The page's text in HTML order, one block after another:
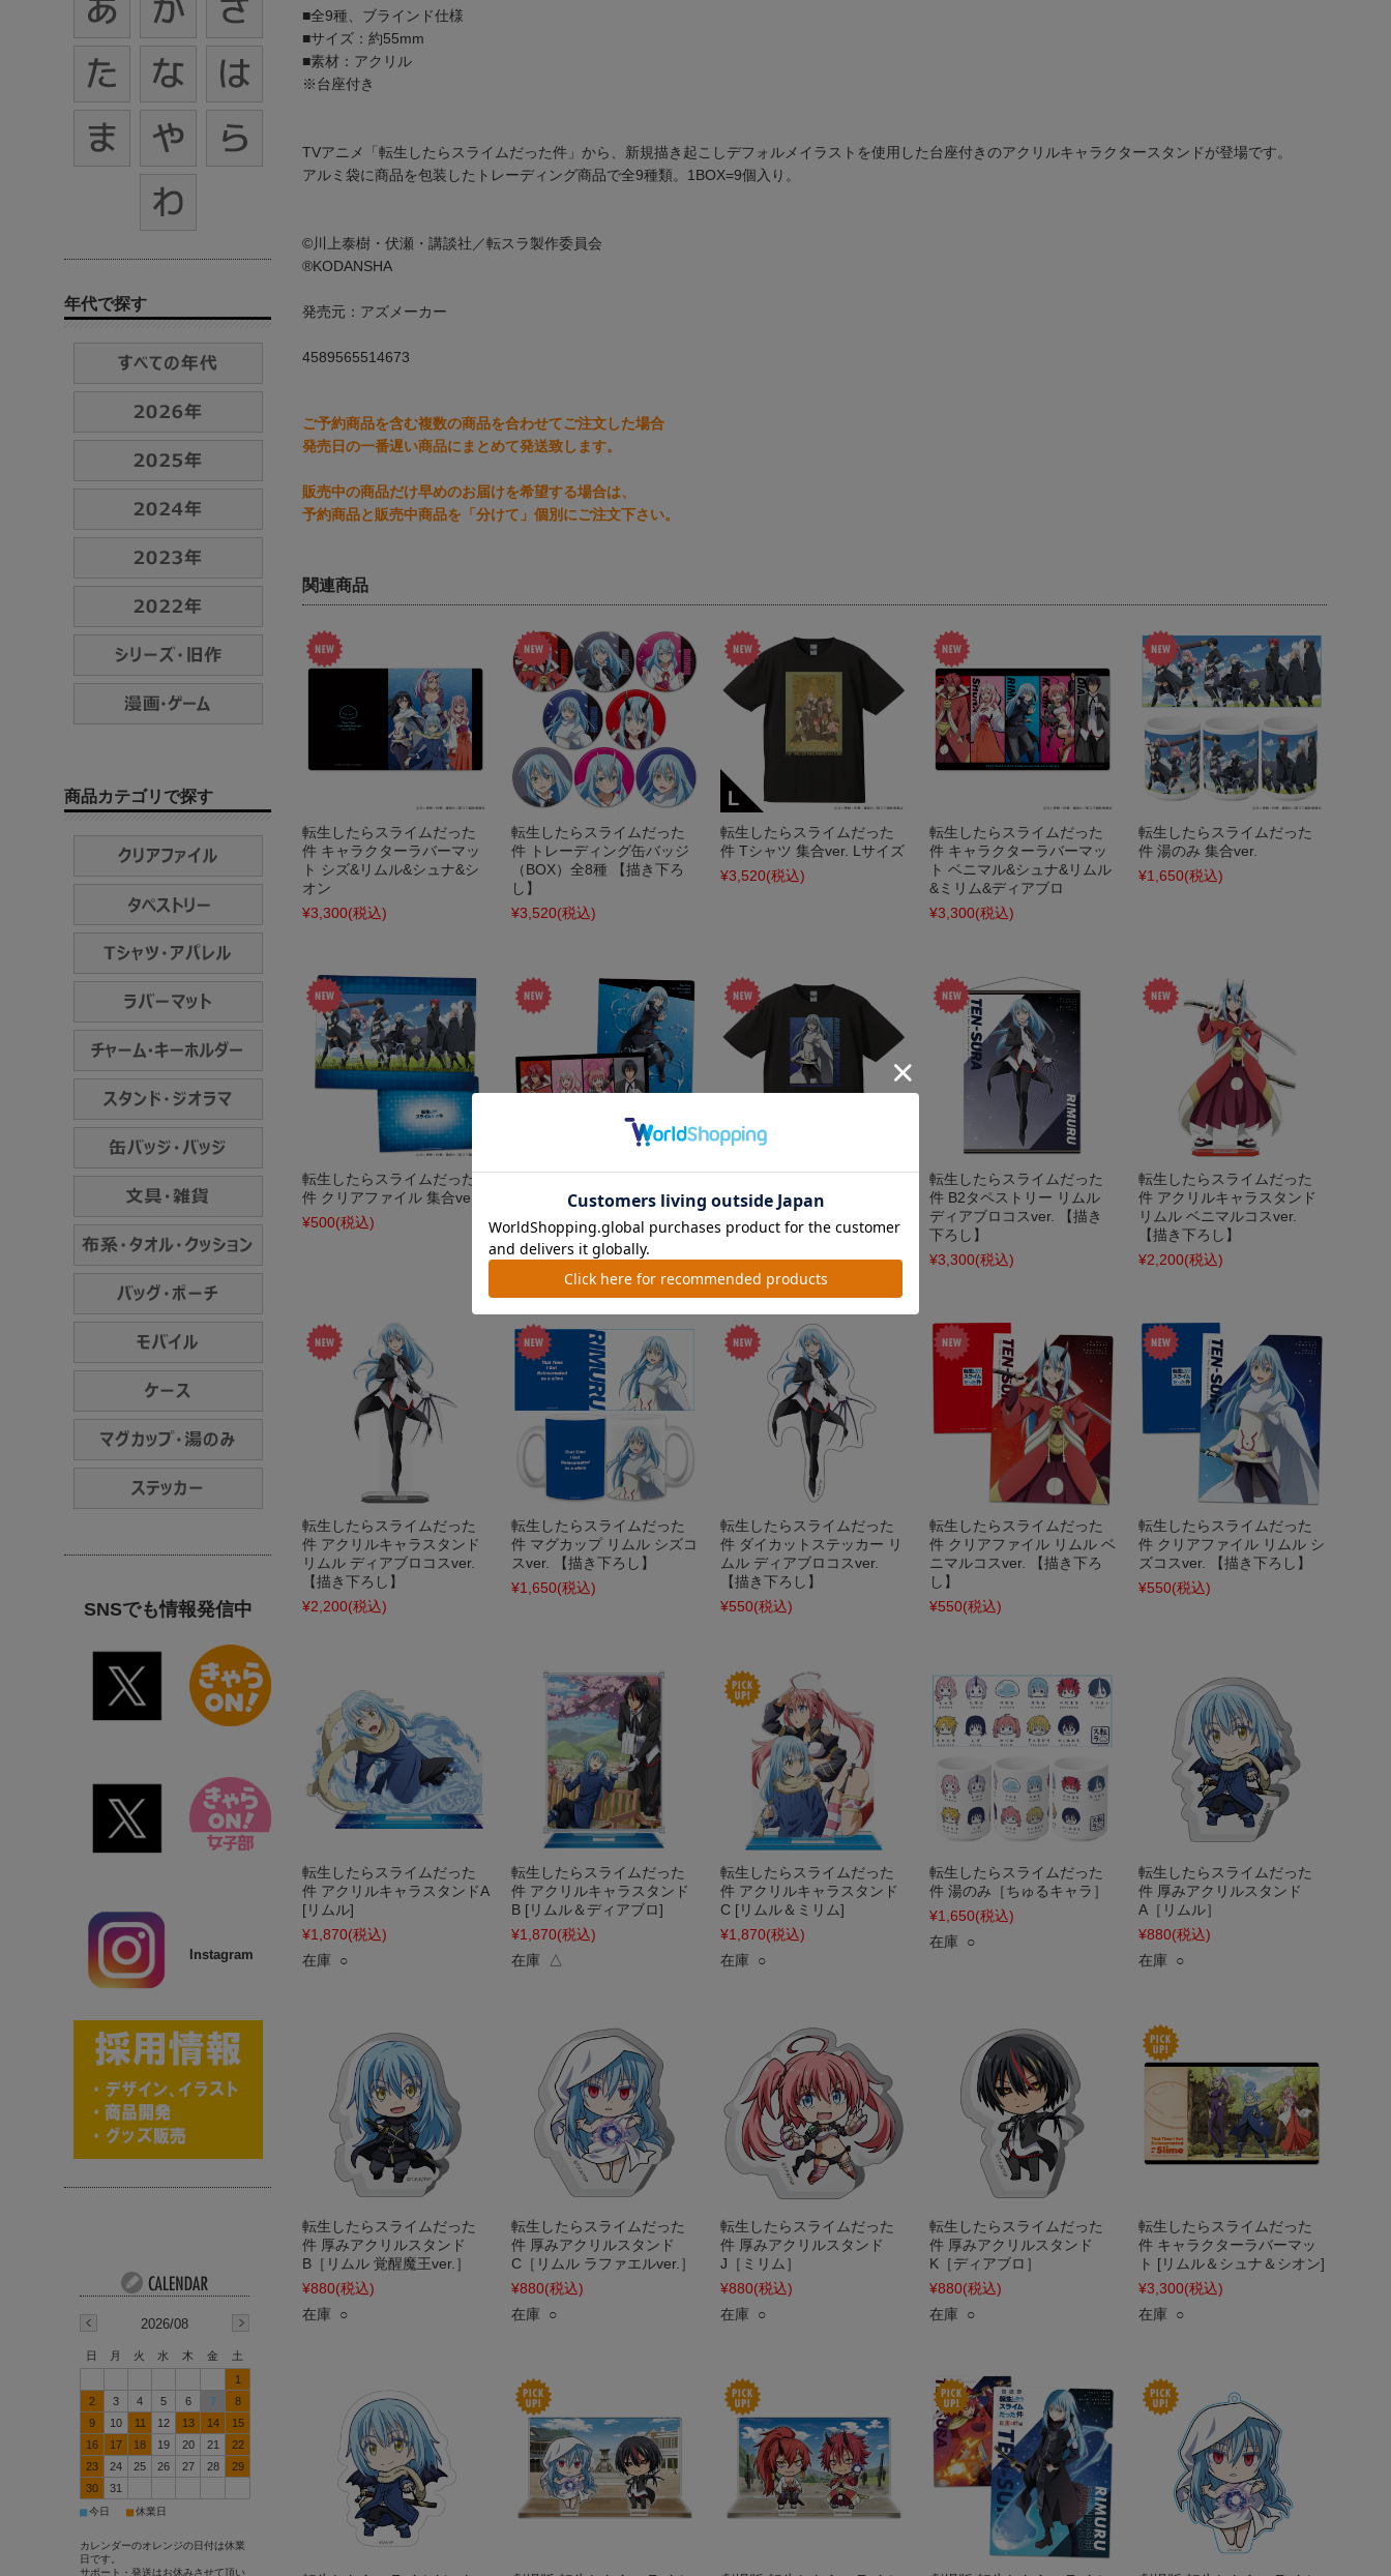
■全9種、ブラインド仕様
■サイズ：約55mm
■素材：アクリル
※台座付き
TVアニメ「転生したらスライムだった件」から、新規描き起こしデフォルメイラストを使用した台座付きのアクリルキャラクタースタンドが登場です。
アルミ袋に商品を包装したトレーディング商品で全9種類。1BOX=9個入り。
©川上泰樹・伏瀬・講談社／転スラ製作委員会
®KODANSHA
発売元：アズメーカー
4589565514673
ご予約商品を含む複数の商品を合わせてご注文した場合
発売日の一番遅い商品にまとめて発送致します。
販売中の商品だけ早めのお届けを希望する場合は、
予約商品と販売中商品を「分けて」個別にご注文下さい。
関連商品
転生したらスライムだった
件 キャラクターラバーマッ
ト シズ&リムル&シュナ&シ
オン
¥3,300(税込)
転生したらスライムだった
件 トレーディング缶バッジ
（BOX）全8種 【描き下ろ
し】
¥3,520(税込)
転生したらスライムだった
件 Tシャツ 集合ver. Lサイズ
¥3,520(税込)
転生したらスライムだった
件 キャラクターラバーマッ
ト ベニマル&シュナ&リムル
&ミリム&ディアブロ
¥3,300(税込)
転生したらスライムだった
件 湯のみ 集合ver.
¥1,650(税込)
転生したらスライムだった
件 クリアファイル 集合ver.
¥500(税込)
件 クリアファイル リムル&
ディアブロ
¥500(税込)
件 Tシャツ リムル シズコス
ver. Lサイズ 【描き下ろし】
¥3,520
転生したらスライムだった
件 B2タペストリー リムル
ディアブロコスver. 【描き
下ろし】
¥3,300(税込)
転生したらスライムだった
件 アクリルキャラスタンド
リムル ベニマルコスver.
【描き下ろし】
¥2,200(税込)
転生したらスライムだった
件 アクリルキャラスタンド
リムル ディアブロコスver.
【描き下ろし】
¥2,200(税込)
転生したらスライムだった
件 マグカップ リムル シズコ
スver. 【描き下ろし】
¥1,650(税込)
転生したらスライムだった
件 ダイカットステッカー リ
ムル ディアブロコスver.
【描き下ろし】
¥550(税込)
転生したらスライムだった
件 クリアファイル リムル ベ
ニマルコスver. 【描き下ろ
し】
¥550(税込)
転生したらスライムだった
件 クリアファイル リムル シ
ズコスver. 【描き下ろし】
¥550(税込)
転生したらスライムだった
件 アクリルキャラスタンドA
[リムル]
¥1,870(税込)
在庫 ○
転生したらスライムだった
件 アクリルキャラスタンド
B [リムル＆ディアブロ]
¥1,870(税込)
在庫 △
転生したらスライムだった
件 アクリルキャラスタンド
C [リムル＆ミリム]
¥1,870(税込)
在庫 ○
転生したらスライムだった
件 湯のみ［ちゅるキャラ］
¥1,650(税込)
在庫 ○
転生したらスライムだった
件 厚みアクリルスタンド
A［リムル］
¥880(税込)
在庫 ○
転生したらスライムだった
件 厚みアクリルスタンド
B［リムル 覚醒魔王ver.］
¥880(税込)
在庫 ○
転生したらスライムだった
件 厚みアクリルスタンド
C［リムル ラファエルver.］
¥880(税込)
在庫 ○
転生したらスライムだった
件 厚みアクリルスタンド
J［ミリム］
¥880(税込)
在庫 ○
転生したらスライムだった
件 厚みアクリルスタンド
K［ディアブロ］
¥880(税込)
在庫 ○
転生したらスライムだった
件 キャラクターラバーマッ
ト [リムル＆シュナ＆シオン]
¥3,300(税込)
在庫 ○
年代で探す
商品カテゴリで探す
SNSでも情報発信中
Instagram
2026/08
日 月 火 水 木 金
土
1
2
3 4 5 6 7
8
9
10 11 12 13 14
15
16
17 18 19 20 21
22
23
24 25 26 27 28
29
30
31
■今日 ■休業日
カレンダーのオレンジの日付は休業
日です。
サポート・発送はお休みさせて頂い